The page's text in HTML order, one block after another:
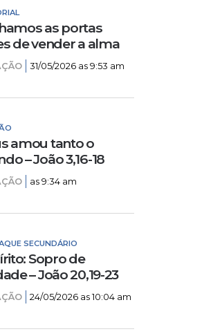
as portas
de vender a alma
31/05/2026 as 9:53 am
amou tanto o
– João 3,16-18
as 9:34 am
SECUNDÁRIO
Sopro de
– João 20,19-23
24/05/2026 as 10:04 am